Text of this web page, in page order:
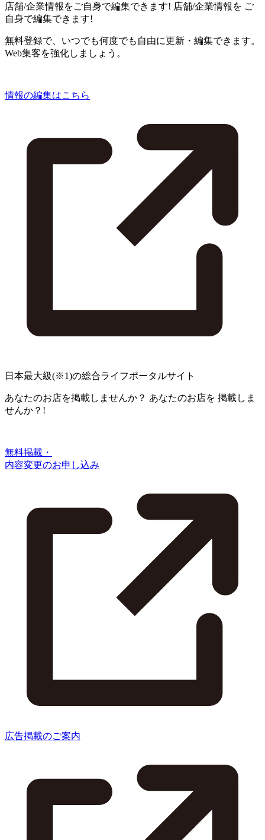
店舗/企業情報をご自身で編集できます! 店舗/企業情報を ご
自身で編集できます!
無料登録で、いつでも何度でも自由に更新・編集できます。
Web集客を強化しましょう。
情報の編集はこちら
日本最大級(※1)の総合ライフポータルサイト
あなたのお店を掲載しませんか？ あなたのお店を 掲載しま
せんか？!
無料掲載・
内容変更のお申し込み
広告掲載のご案内